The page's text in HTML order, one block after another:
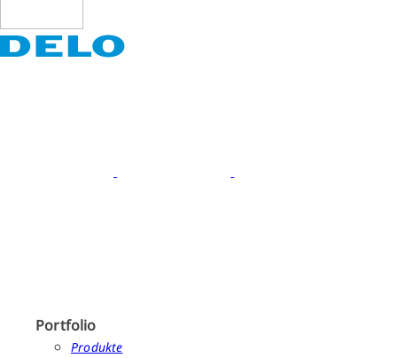
Portfolio
Produkte